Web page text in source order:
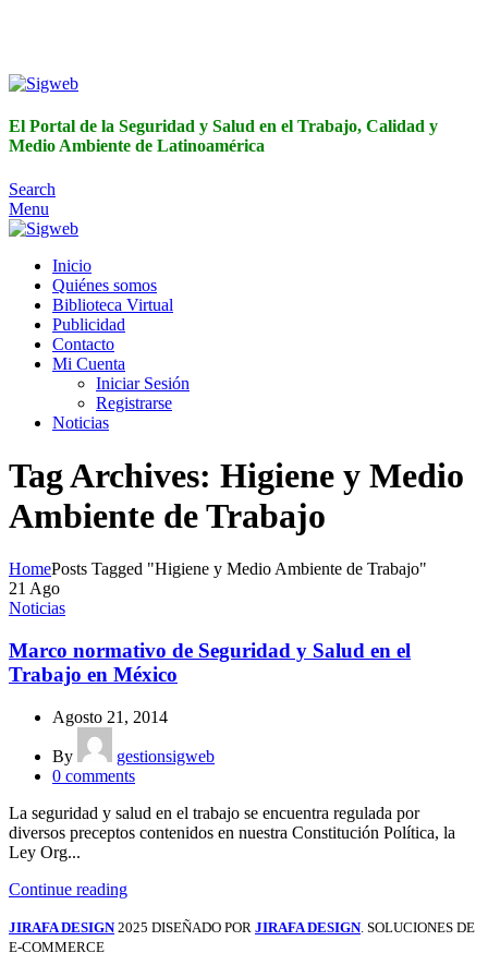
El Portal de la Seguridad y Salud en el Trabajo, Calidad y
Medio Ambiente de Latinoamérica
Search
Menu
Inicio
Quiénes somos
Biblioteca Virtual
Publicidad
Contacto
Mi Cuenta
Iniciar Sesión
Registrarse
Noticias
Tag Archives: Higiene y Medio
Ambiente de Trabajo
HomePosts Tagged "Higiene y Medio Ambiente de Trabajo"
21 Ago
Noticias
Marco normativo de Seguridad y Salud en el
Trabajo en México
Agosto 21, 2014
By
gestionsigweb
0 comments
La seguridad y salud en el trabajo se encuentra regulada por
diversos preceptos contenidos en nuestra Constitución Política, la
Ley Org...
Continue reading
JIRAFA DESIGN 2025 DISEÑADO POR JIRAFA DESIGN. SOLUCIONES DE
E-COMMERCE